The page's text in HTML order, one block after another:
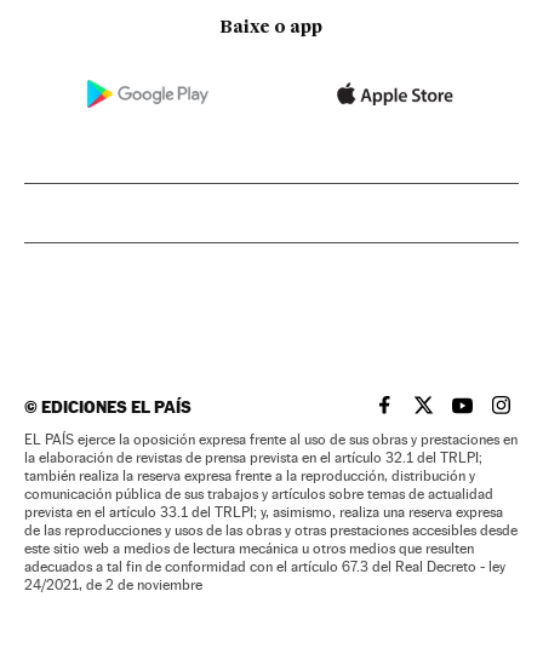
Baixe o app
©EDICIONES EL PAÍS EL PAÍS BRASIL EN
EL PAÍSEL PAÍS
EL
EL PAÍS ejerce la oposición expresa frente al uso de sus obras y prestaciones en
la elaboración de revistas de prensa prevista en el artículo 32.1 del TRLPI;
también realiza la reserva expresa frente a la reproducción, distribución y
comunicación pública de sus trabajos y artículos sobre temas de actualidad
prevista en el artículo 33.1 del TRLPI; y, asimismo, realiza una reserva expresa
de las reproducciones y usos de las obras y otras prestaciones accesibles desde
este sitio web a medios de lectura mecánica u otros medios que resulten
adecuados a tal fin de conformidad con el artículo 67.3 del Real Decreto - ley
24/2021, de 2 de noviembre